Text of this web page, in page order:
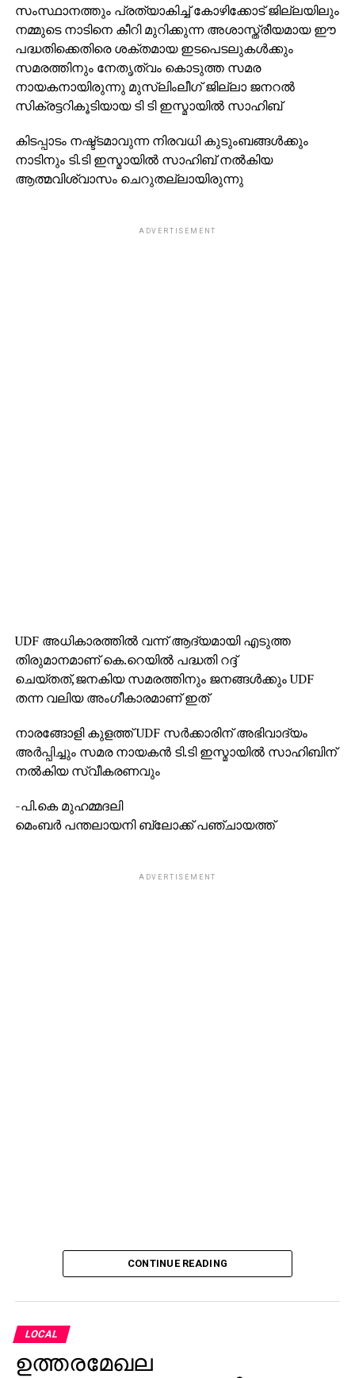
സംസ്ഥാനത്തും പ്രത്യാകിച്ച് കോഴിക്കോട് ജില്ലയിലും
നമ്മുടെ നാടിനെ കീറി മുറിക്കുന്ന അശാസ്ത്രീയമായ ഈ
പദ്ധതിക്കെതിരെ ശക്തമായ ഇടപെടലുകൾക്കും
സമരത്തിനും നേതൃത്വം കൊടുത്ത സമര
നായകനായിരുന്നു മുസ്‌ലിംലീഗ് ജില്ലാ ജനറൽ
സിക്രട്ടറികൂടിയായ ടി ടി ഇസ്മായിൽ സാഹിബ്
കിടപ്പാടം നഷ്ട്ടമാവുന്ന നിരവധി കുടുംബങ്ങൾക്കും
നാടിനും ടി.ടി ഇസ്മായിൽ സാഹിബ് നൽകിയ
ആത്മവിശ്വാസം ചെറുതല്ലായിരുന്നു
ADVERTISEMENT
UDF അധികാരത്തിൽ വന്ന് ആദ്യമായി എടുത്ത
തിരുമാനമാണ് കെ.റെയിൽ പദ്ധതി റദ്ദ്
ചെയ്തത്,ജനകിയ സമരത്തിനും ജനങ്ങൾക്കും UDF
തന്ന വലിയ അംഗീകാരമാണ് ഇത്
നാരങ്ങോളി കുളത്ത് UDF സർക്കാരിന് അഭിവാദ്യം
അർപ്പിച്ചും സമര നായകൻ ടി.ടി ഇസ്മായിൽ സാഹിബിന്
നൽകിയ സ്വീകരണവും
-പി.കെ മുഹമ്മദലി
മെംബർ പന്തലായനി ബ്ലോക്ക് പഞ്ചായത്ത്
ADVERTISEMENT
CONTINUE READING
LOCAL
ഉത്തരമേഖല